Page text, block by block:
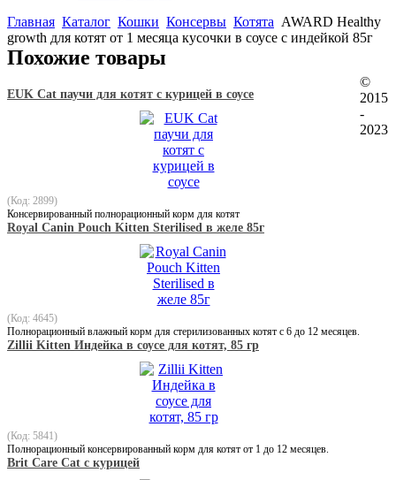
Главная Каталог Кошки Консервы Котята AWARD Healthy
growth для котят от 1 месяца кусочки в соусе с индейкой 85г
Похожие товары
EUK Cat паучи для котят с курицей в соусе
(Код: 2899)
Консервированный полнорационный корм для котят
Royal Canin Pouch Kitten Sterilised в желе 85г
(Код: 4645)
Полнорационный влажный корм для стерилизованных котят с 6 до 12 месяцев.
Zillii Kitten Индейка в соусе для котят, 85 гр
(Код: 5841)
Полнорационный консервированный корм для котят от 1 до 12 месяцев.
Brit Care Cat с курицей
©
2015
-
2023